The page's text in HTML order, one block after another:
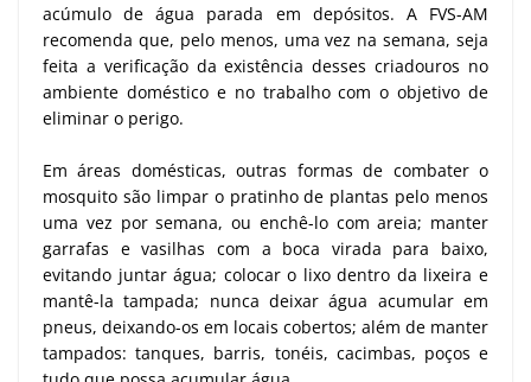
acúmulo de água parada em depósitos. A FVS-AM
recomenda que, pelo menos, uma vez na semana, seja
feita a verificação da existência desses criadouros no
ambiente doméstico e no trabalho com o objetivo de
eliminar o perigo.
Em áreas domésticas, outras formas de combater o
mosquito são limpar o pratinho de plantas pelo menos
uma vez por semana, ou enchê-lo com areia; manter
garrafas e vasilhas com a boca virada para baixo,
evitando juntar água; colocar o lixo dentro da lixeira e
mantê-la tampada; nunca deixar água acumular em
pneus, deixando-os em locais cobertos; além de manter
tampados: tanques, barris, tonéis, cacimbas, poços e